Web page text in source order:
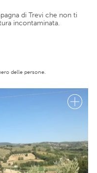
di Trevi che non ti
incontaminata.
delle persone.